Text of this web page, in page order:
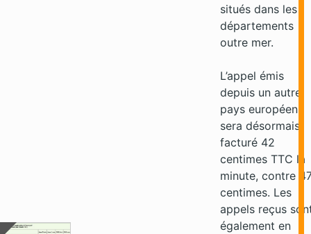
situés dans les
départements
outre mer.
L’appel émis
depuis un autre
pays européen
sera désormais
facturé 42
centimes TTC la
minute, contre
centimes. Les
appels reçus
également en